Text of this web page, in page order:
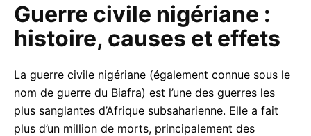
Guerre civile nigériane :
histoire, causes et effets
La guerre civile nigériane (également connue sous le
nom de guerre du Biafra) est l’une des guerres les
plus sanglantes d’Afrique subsaharienne. Elle a fait
plus d’un million de morts, principalement des